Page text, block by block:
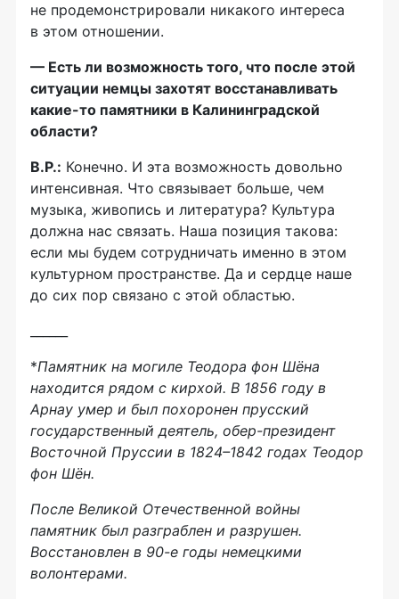
не продемонстрировали никакого интереса
в этом отношении.
— Есть ли возможность того, что после этой
ситуации немцы захотят восстанавливать
какие-то памятники в Калининградской
области?
В.Р.: Конечно. И эта возможность довольно
интенсивная. Что связывает больше, чем
музыка, живопись и литература? Культура
должна нас связать. Наша позиция такова:
если мы будем сотрудничать именно в этом
культурном пространстве. Да и сердце наше
до сих пор связано с этой областью.
*Памятник на могиле Теодора фон Шёна
находится рядом с кирхой. В 1856 году в
Арнау умер и был похоронен прусский
государственный деятель, обер-президент
Восточной Пруссии в 1824–1842 годах Теодор
фон Шён.
После Великой Отечественной войны
памятник был разграблен и разрушен.
Восстановлен в 90-е годы немецкими
волонтерами.